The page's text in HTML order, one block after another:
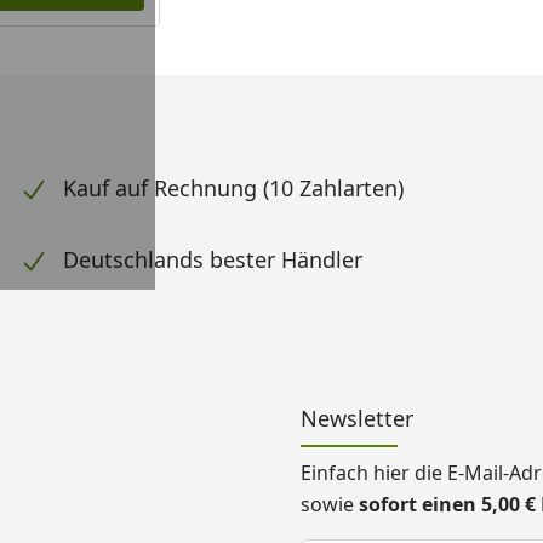
Kauf auf Rechnung (10 Zahlarten)
Deutschlands bester Händler
Newsletter
Einfach hier die E-Mail-
sowiesofort einen 5,00